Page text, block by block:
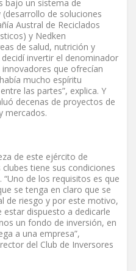
bajo un sistema de
de soluciones
Austral de Reciclados
y Nedken
de salud, nutrición y
invertir el denominador
que ofrecían
mucho espíritu
las partes”, explica. Y
decenas de proyectos de
mercados.
de este ejército de
tiene sus condiciones
de los requisitos es que
se tenga en claro que se
de riesgo y por este motivo,
estar dispuesto a dedicarle
un fondo de inversión, en
a una empresa”,
del Club de Inversores